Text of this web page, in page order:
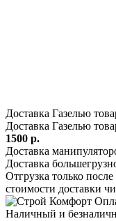
Доставка Газелью
Доставка Газелью
1500 р.
Доставка
Доставка
Отгрузка только
стоимости доставки
Наличный и